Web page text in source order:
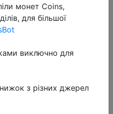
аудио,
A,
монет Coins,
для більшої
виключно для
з різних джерел